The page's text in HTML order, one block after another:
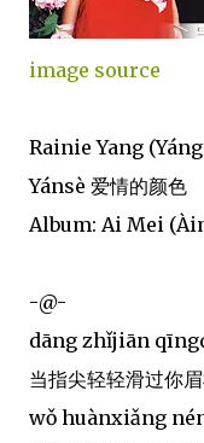
image source
Rainie Yang
Yánsè 爱情的颜色
Album: Ai Mei
-@-
dāng zhǐjiān
当指尖轻轻滑过你
wǒ huànxiǎng